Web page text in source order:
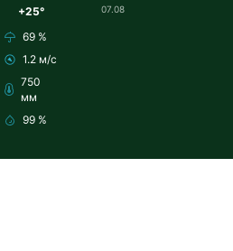
+25°
69 %
1.2 м/с
750
мм
99 %
07.08